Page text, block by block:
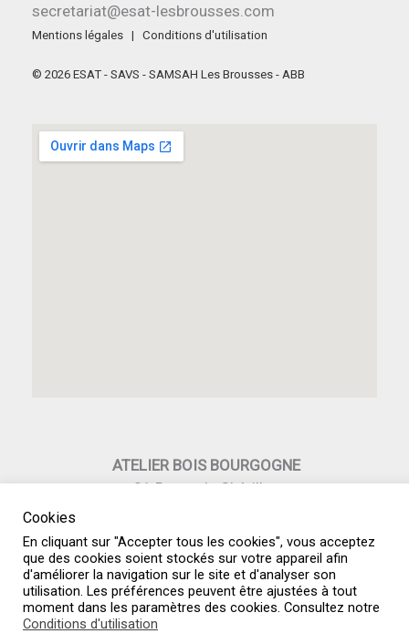
secretariat@esat-lesbrousses.com
Mentions légales | Conditions d'utilisation
© 2026 ESAT - SAVS - SAMSAH Les Brousses - ABB
ATELIER BOIS BOURGOGNE
21 Route de Châtillon
03.73.74.89.92
06.10.39.07.12
Ateliers.abb@gmail.com
Cookies
En cliquant sur "Accepter tous les cookies", vous acceptez
que des cookies soient stockés sur votre appareil afin
d'améliorer la navigation sur le site et d'analyser son
utilisation. Les préférences peuvent être ajustées à tout
moment dans les paramètres des cookies. Consultez notre
Conditions d'utilisation